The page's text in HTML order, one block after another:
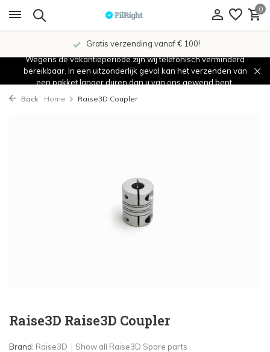
0
Gratis verzending vanaf € 100!
Wegens de vakantieperiode zijn wij telefonisch verminderd
bereikbaar. In een uitzonderlijk geval kan het verzenden van
een pakket langer duren dan u van ons gewend bent.
Back Home Raise3D Coupler
Raise3D Raise3D Coupler
Brand: Raise3D Show all Raise3D Spare parts